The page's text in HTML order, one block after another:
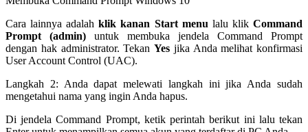
Cara lainnya adalahklik kanan Start menu lalu klikCommand
Prompt (admin) untuk membuka jendela Command Prompt
dengan hak administrator. Tekan Yes jika Anda melihat konfirmasi
User Account Control (UAC).
Langkah 2: Anda dapat melewati langkah ini jika Anda sudah
mengetahui nama yang ingin Anda hapus.
Di jendela Command Prompt, ketik perintah berikut ini lalu tekan